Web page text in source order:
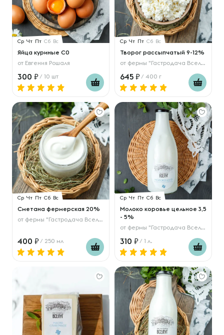
Ср Чт Пт Сб Вс
Яйца куриные С0
от Евгения Рошаля
300 / 10 шт
Ср Чт Пт Сб Вс
Творог рассыпчатый 9-12%
от фермы "Гастродача Вселуг"
645 / 400 г
Ср Чт Пт Сб Вс
Сметана фермерская 20%
от фермы "Гастродача Вселуг"
400 / 250 мл
Ср Чт Пт Сб Вс
Молоко коровье цельное 3,5
- 5%
от фермы "Гастродача Вселуг"
310 / 1 л.